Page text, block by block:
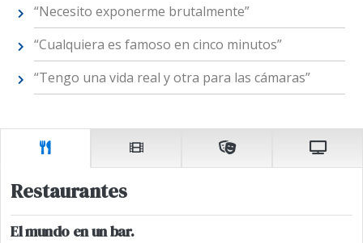
“Necesito exponerme brutalmente”
“Cualquiera es famoso en cinco minutos”
“Tengo una vida real y otra para las cámaras”
Restaurantes
El mundo en un bar.